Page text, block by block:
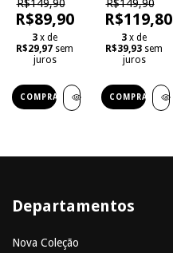
R$149,90
R$89,90
3 x de
R$29,97 sem
juros
COMPRAR
R$149,90
R$119,80
3 x de
R$39,93 sem
juros
COMPRAR
Departamentos
Nova Coleção